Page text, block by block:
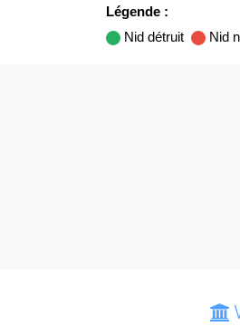
Légende :
Nid détruit
Nid